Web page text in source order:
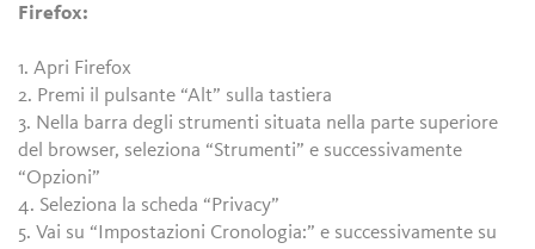
Firefox:
1. Apri Firefox
2. Premi il pulsante “Alt” sulla tastiera
3. Nella barra degli strumenti situata nella parte superiore
del browser, seleziona “Strumenti” e successivamente
“Opzioni”
4. Seleziona la scheda “Privacy”
5. Vai su “Impostazioni Cronologia:” e successivamente su